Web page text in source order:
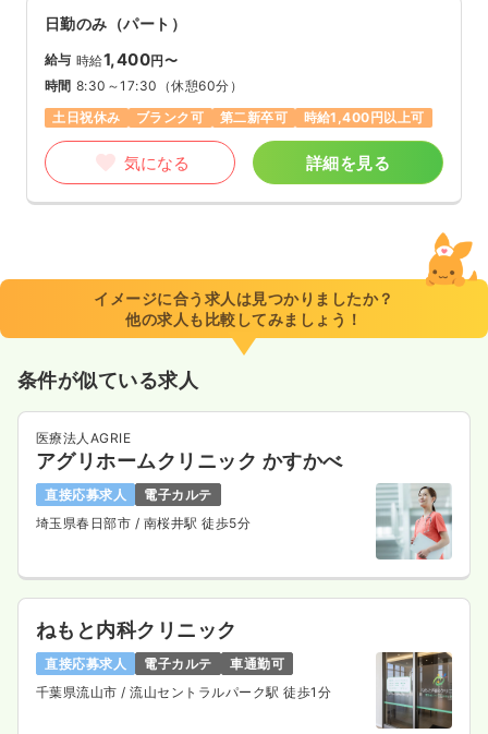
日勤のみ（パート）
給与 時給1,400円〜
時間 8:30～17:30 （休憩60分）
土日祝休み
ブランク可 第二新卒可 時給1,400円以上可
気になる 詳細を見る
イメージに合う求人は見つかりましたか？
他の求人も比較してみましょう！
条件が似ている求人
医療法人AGRIE
アグリホームクリニック かすかべ
直接応募求人
電子カルテ
埼玉県春日部市 / 南桜井駅 徒歩5分
ねもと内科クリニック
直接応募求人 電子カルテ
車通勤可
千葉県流山市 / 流山セントラルパーク駅 徒歩1分